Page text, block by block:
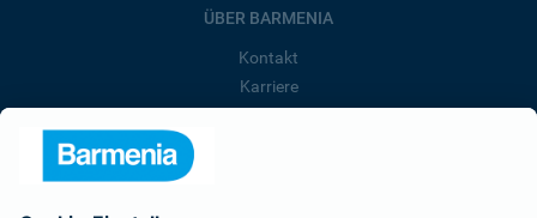
ÜBER BARMENIA
Kontakt
Karriere